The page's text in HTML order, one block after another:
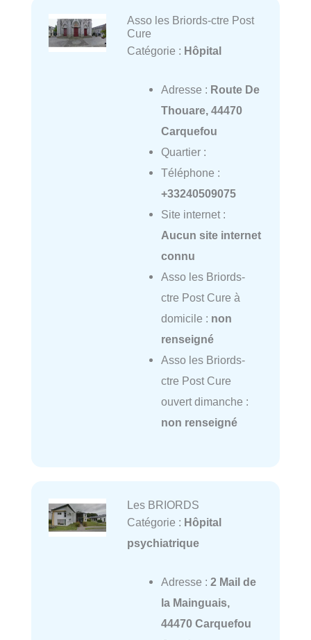
Asso les Briords-ctre Post
Cure
Catégorie : Hôpital
Adresse : Route De
Thouare, 44470
Carquefou
Quartier :
Téléphone :
+33240509075
Site internet :
Aucun site internet
connu
Asso les Briords-
ctre Post Cure à
domicile : non
renseigné
Asso les Briords-
ctre Post Cure
ouvert dimanche :
non renseigné
Les BRIORDS
Catégorie : Hôpital
psychiatrique
Adresse : 2 Mail de
la Mainguais,
44470 Carquefou